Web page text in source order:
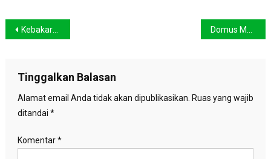
Navigasi
Kebakaran hutan, perusahaan perkebunan dinilai mengabaikan peringatan pemerintah
Tinggalkan Balasan
Alamat email Anda tidak akan dipublikasikan. Ruas yang wajib
ditandai *
Komentar*